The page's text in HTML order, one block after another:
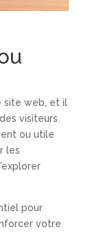
site web, et il
visiteurs.
ou utile
les
pour
votre